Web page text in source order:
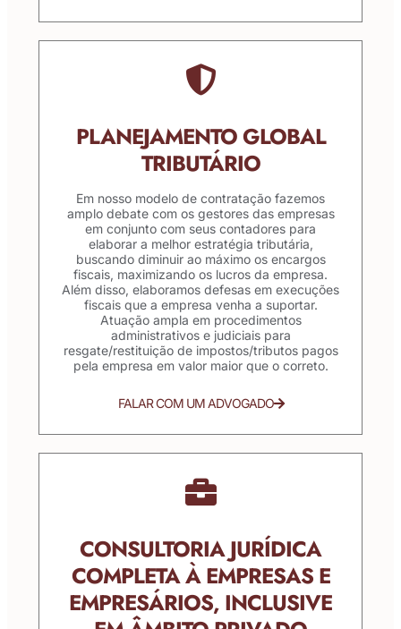
PLANEJAMENTO GLOBAL
TRIBUTÁRIO
Em nosso modelo de contratação fazemos
amplo debate com os gestores das empresas
em conjunto com seus contadores para
elaborar a melhor estratégia tributária,
buscando diminuir ao máximo os encargos
fiscais, maximizando os lucros da empresa.
Além disso, elaboramos defesas em execuções
fiscais que a empresa venha a suportar.
Atuação ampla em procedimentos
administrativos e judiciais para
resgate/restituição de impostos/tributos pagos
pela empresa em valor maior que o correto.
FALAR COM UM ADVOGADO
CONSULTORIA JURÍDICA
COMPLETA À EMPRESAS E
EMPRESÁRIOS, INCLUSIVE